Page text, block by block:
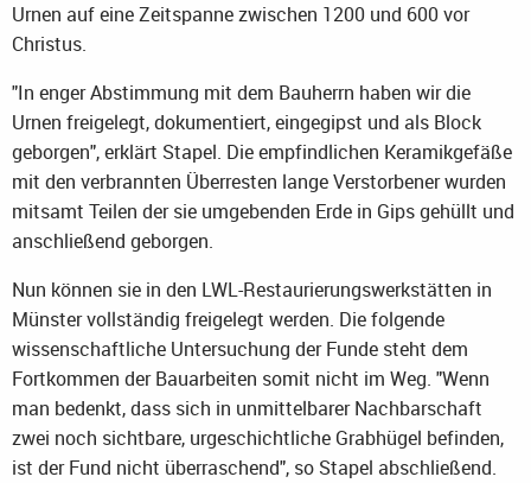
Urnen auf eine Zeitspanne zwischen 1200 und 600 vor
Christus.
"In enger Abstimmung mit dem Bauherrn haben wir die
Urnen freigelegt, dokumentiert, eingegipst und als Block
geborgen", erklärt Stapel. Die empfindlichen Keramikgefäße
mit den verbrannten Überresten lange Verstorbener wurden
mitsamt Teilen der sie umgebenden Erde in Gips gehüllt und
anschließend geborgen.
Nun können sie in den LWL-Restaurierungswerkstätten in
Münster vollständig freigelegt werden. Die folgende
wissenschaftliche Untersuchung der Funde steht dem
Fortkommen der Bauarbeiten somit nicht im Weg. "Wenn
man bedenkt, dass sich in unmittelbarer Nachbarschaft
zwei noch sichtbare, urgeschichtliche Grabhügel befinden,
ist der Fund nicht überraschend", so Stapel abschließend.